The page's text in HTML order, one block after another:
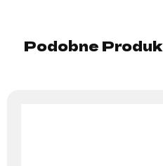
Podobne